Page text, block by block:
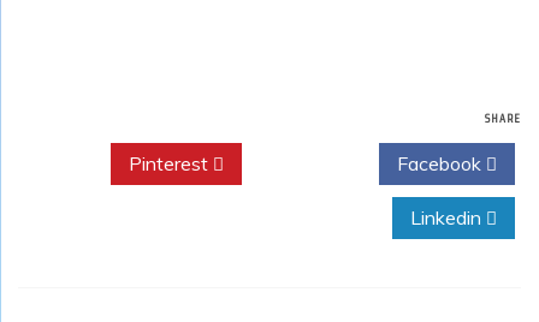
SHARE